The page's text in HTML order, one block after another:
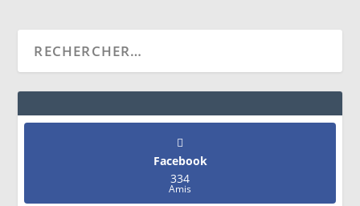
Facebook
334
Amis